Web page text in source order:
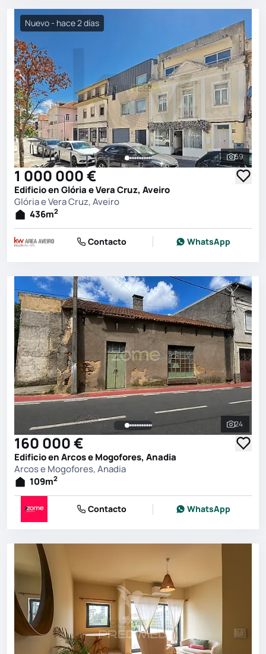
Ver
59
Nuevo - hace 2 días
1 000 000 €
Edificio en Glória e Vera Cruz, Aveiro
Glória e Vera Cruz, Aveiro
436m2
Contacto WhatsApp
Ver
24
160 000 €
Edificio en Arcos e Mogofores, Anadia
Arcos e Mogofores, Anadia
109m2
Contacto WhatsApp